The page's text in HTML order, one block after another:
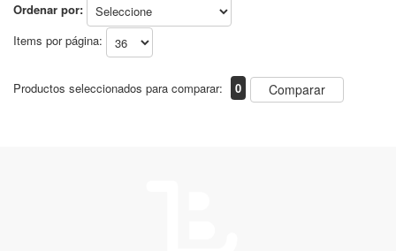
Ordenar por:
Items por página:
Productos seleccionados para comparar: 0 Comparar